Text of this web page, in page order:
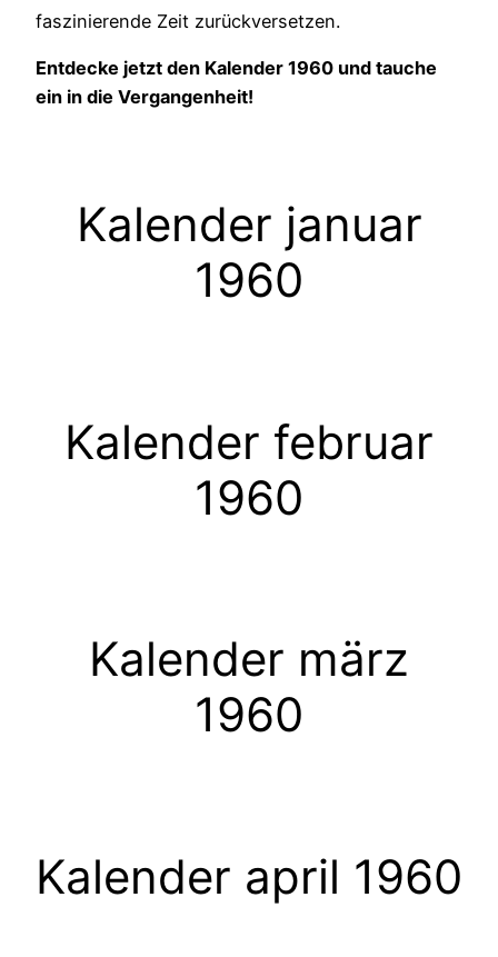
faszinierende Zeit zurückversetzen.
Entdecke jetzt den Kalender 1960 und tauche
ein in die Vergangenheit!
Kalender januar
1960
Kalender februar
1960
Kalender märz
1960
Kalender april 1960